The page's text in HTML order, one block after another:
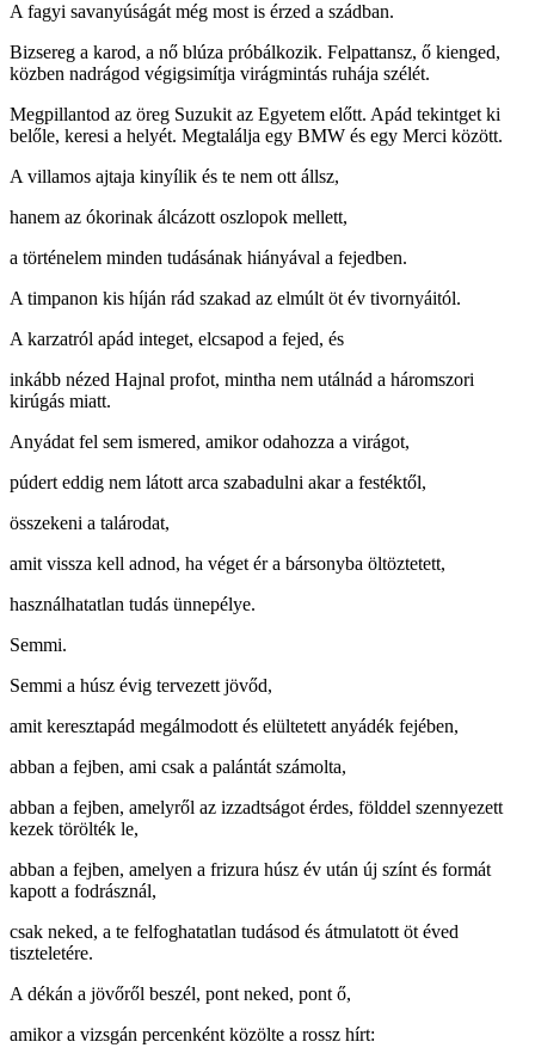
A fagyi savanyúságát még most is érzed a szádban.
Bizsereg a karod, a nő blúza próbálkozik. Felpattansz, ő kienged,
közben nadrágod végigsimítja virágmintás ruhája szélét.
Megpillantod az öreg Suzukit az Egyetem előtt. Apád tekintget ki
belőle, keresi a helyét. Megtalálja egy BMW és egy Merci között.
A villamos ajtaja kinyílik és te nem ott állsz,
hanem az ókorinak álcázott oszlopok mellett,
a történelem minden tudásának hiányával a fejedben.
A timpanon kis híján rád szakad az elmúlt öt év tivornyáitól.
A karzatról apád integet, elcsapod a fejed, és
inkább nézed Hajnal profot, mintha nem utálnád a háromszori
kirúgás miatt.
Anyádat fel sem ismered, amikor odahozza a virágot,
púdert eddig nem látott arca szabadulni akar a festéktől,
összekeni a talárodat,
amit vissza kell adnod, ha véget ér a bársonyba öltöztetett,
használhatatlan tudás ünnepélye.
Semmi.
Semmi a húsz évig tervezett jövőd,
amit keresztapád megálmodott és elültetett anyádék fejében,
abban a fejben, ami csak a palántát számolta,
abban a fejben, amelyről az izzadtságot érdes, földdel szennyezett
kezek törölték le,
abban a fejben, amelyen a frizura húsz év után új színt és formát
kapott a fodrásznál,
csak neked, a te felfoghatatlan tudásod és átmulatott öt éved
tiszteletére.
A dékán a jövőről beszél, pont neked, pont ő,
amikor a vizsgán percenként közölte a rossz hírt: